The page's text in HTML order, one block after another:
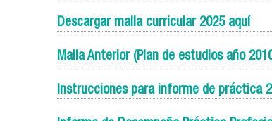
Descargar malla curricular 2025 aquí
Malla Anterior (Plan de estudios año
Instrucciones para informe de práctica